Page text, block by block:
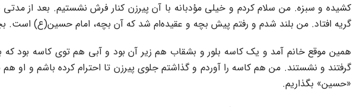
کشیده و سبزه. من سلام کردم و خیلی مؤدبانه با آن پیرزن کنار فرش نشستیم. بعد از
گریه افتاد. من بلند شدم و رفتم پیش بچه و عقیده‌ام شد که آن بچه، امام حسین(ع) است.
همین موقع خانم آمد و یک کاسه بلور و بشقاب هم زیر آن بود و آبی هم توی کاسه بود که
گرفتند و نشستند. من هم کاسه را آوردم و گذاشتم جلوی پیرزن تا احترام کرده باشم و
«حسین» بگذاریم.